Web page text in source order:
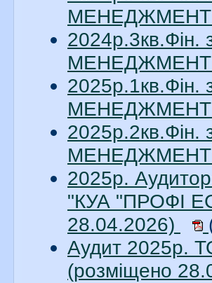
МЕНЕДЖМЕНТ"
2024р.3кв.Фін.
МЕНЕДЖМЕНТ"
2025р.1кв.Фін.
МЕНЕДЖМЕНТ"
2025р.2кв.Фін.
МЕНЕДЖМЕНТ"
2025р.
"КУА "ПРОФІ
28.04.2026)
Аудит
(розміщено